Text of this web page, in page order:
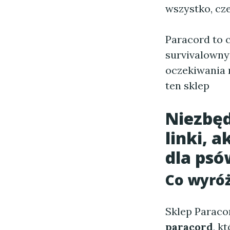
wszystko,
Paracord to
oczekiwania
ten sklep
linki,
dla
Co
Sklep
paracord,